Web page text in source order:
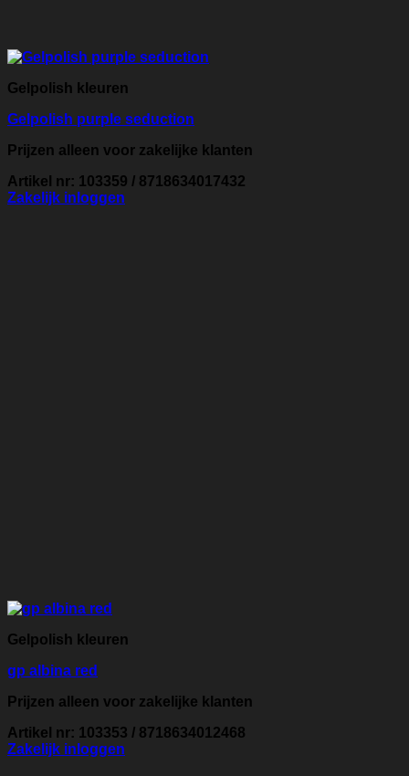
Gelpolish kleuren
Gelpolish purple seduction
Prijzen alleen voor zakelijke klanten
Artikel nr: 103359 / 8718634017432
Zakelijk inloggen
Gelpolish kleuren
gp albina red
Prijzen alleen voor zakelijke klanten
Artikel nr: 103353 / 8718634012468
Zakelijk inloggen